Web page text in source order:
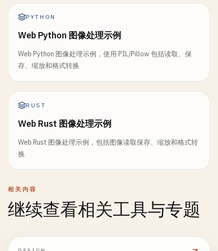
PYTHON
Web Python 图像处理示例
Web Python 图像处理示例，使用 PIL/Pillow 包括读取、保
存、缩放和格式转换
RUST
Web Rust 图像处理示例
Web Rust 图像处理示例，包括图像读取保存、缩放和格式转
换
相关内容
继续查看相关工具与专题